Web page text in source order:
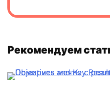
Рекомендуем